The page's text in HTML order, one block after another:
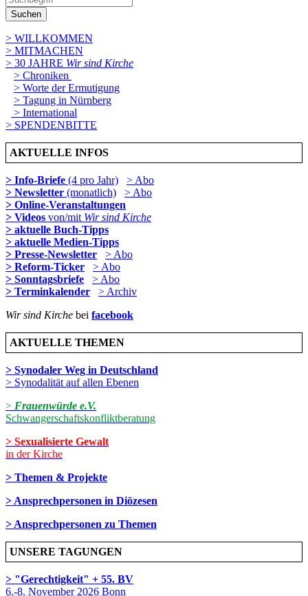
Suchen
> WILLKOMMEN
> MITMACHEN
> 30 JAHRE Wir sind Kirche
> Chroniken
> Worte der Ermutigung
> Tagung in Nürnberg
> International
> SPENDENBITTE
AKTUELLE INFOS
> Info-Briefe (4 pro Jahr)
> Abo
> Newsletter (monatlich)
> Abo
> Online-Veranstaltungen
> Videos von/mit Wir sind Kirche
> aktuelle Buch-Tipps
> aktuelle Medien-Tipps
> Presse-Newsletter
> Abo
> Reform-Ticker
> Abo
> Sonntagsbriefe
> Abo
> Terminkalender
> Archiv
Wir sind Kirche bei facebook
AKTUELLE THEMEN
> Synodaler Weg in Deutschland
> Synodalität auf allen Ebenen
> Frauenwürde e.V.
Schwangerschaftskonfliktberatung
> Sexualisierte Gewalt
in der Kirche
> Themen & Projekte
> Ansprechpersonen in Diözesen
> Ansprechpersonen zu Themen
UNSERE TAGUNGEN
> "Gerechtigkeit" + 55. BV
6.-8. November 2026 Bonn